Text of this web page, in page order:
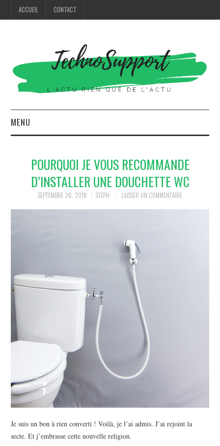
ACCUEIL CONTACT
MENU
MODE
MAISON
SOCIETE
CONTACT
POURQUOI JE VOUS RECOMMANDE
D’INSTALLER UNE DOUCHETTE WC
SEPTEMBRE 26, 2018 STEPH LAISSER UN COMMENTAIRE
Je suis un bon à rien converti ! Voilà, je l’ai admis. J’ai rejoint la
secte. Et j’embrasse cette nouvelle religion.